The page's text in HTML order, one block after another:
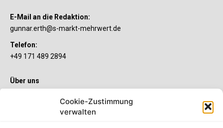
Cookie-Zustimmung
verwalten
E-Mail an die Redaktion:
gunnar.erth@s-markt-mehrwert.de
Telefon:
+49 171 489 2894
Über uns
Sie wollen mehr als ein gewöhnliches Girokonto? Dann ist unser
S-Quin Konto genau das Richtige für Sie. Die beiden